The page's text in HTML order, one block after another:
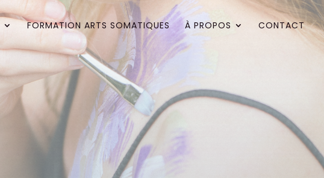
FORMATION ARTS SOMATIQUES À PROPOS CONTACT